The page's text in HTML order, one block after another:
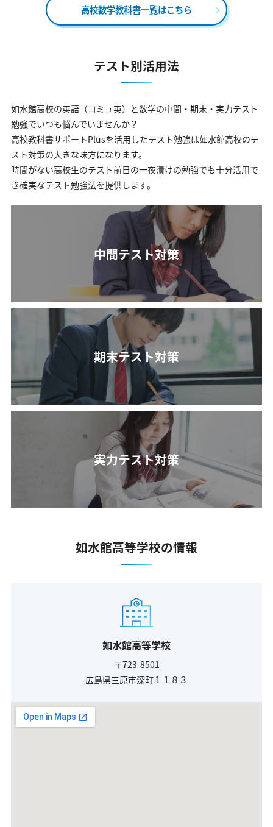
高校数学教科書一覧はこちら
テスト別活用法
如水館高校の英語（コミュ英）と数学の中間・期末・実力テスト
勉強でいつも悩んでいませんか？
高校教科書サポートPlusを活用したテスト勉強は如水館高校のテ
スト対策の大きな味方になります。
時間がない高校生のテスト前日の一夜漬けの勉強でも十分活用で
き確実なテスト勉強法を提供します。
中間テスト対策
期末テスト対策
実力テスト対策
如水館高等学校の情報
如水館高等学校
〒723-8501
広島県三原市深町１１８３